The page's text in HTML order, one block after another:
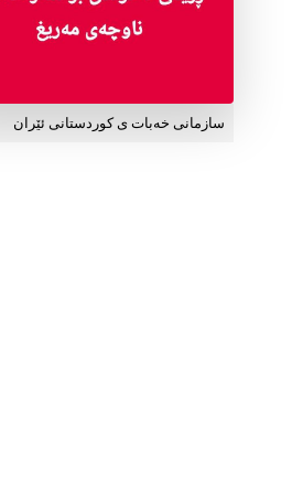
سازمانی خەبات ی کوردستانی ئێران